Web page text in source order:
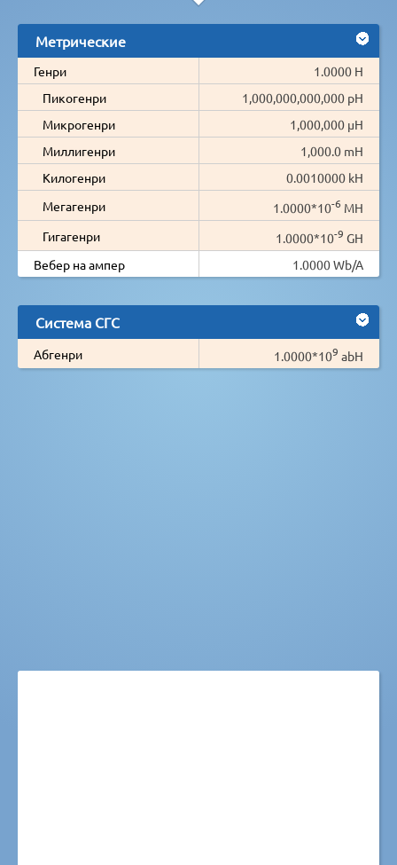
Метрические
Генри
1.0000 H
Пикогенри
1,000,000,000,000 pH
Микрогенри
1,000,000 µH
Миллигенри
1,000.0 mH
Килогенри
0.0010000 kH
Мегагенри
1.0000*10-6 MH
Гигагенри
1.0000*10-9 GH
Вебер на ампер
1.0000 Wb/A
Система СГС
Абгенри 1.0000*109 abH